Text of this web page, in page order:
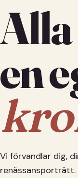
en
Vi förvandlar dig,
renässansporträtt.